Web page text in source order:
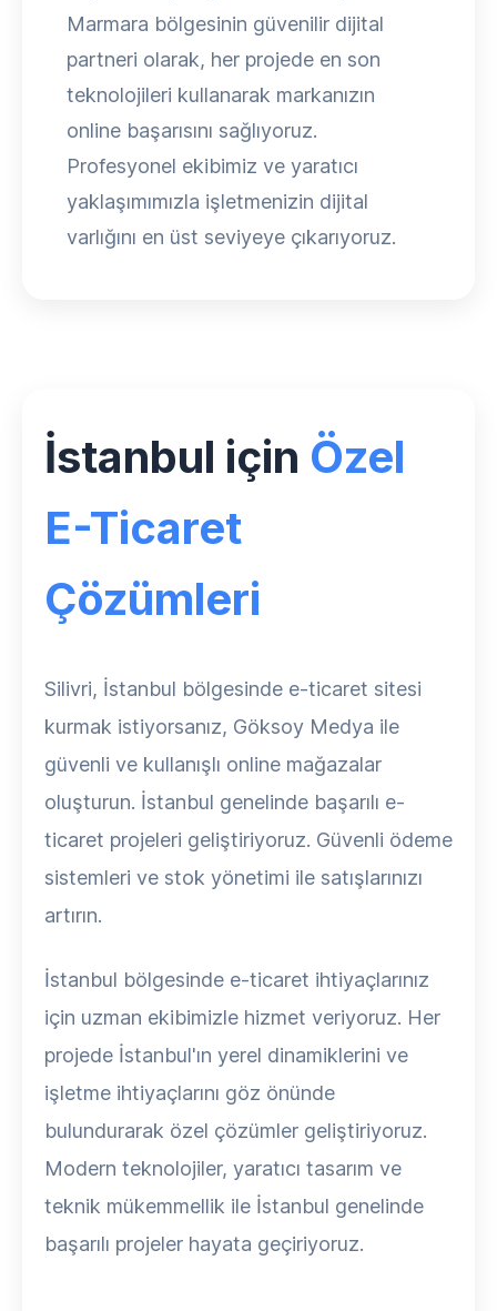
Marmara bölgesinin güvenilir dijital
partneri olarak, her projede en son
teknolojileri kullanarak markanızın
online başarısını sağlıyoruz.
Profesyonel ekibimiz ve yaratıcı
yaklaşımımızla işletmenizin dijital
varlığını en üst seviyeye çıkarıyoruz.
İstanbul için Özel
E-Ticaret
Çözümleri
Silivri, İstanbul bölgesinde e-ticaret sitesi
kurmak istiyorsanız, Göksoy Medya ile
güvenli ve kullanışlı online mağazalar
oluşturun. İstanbul genelinde başarılı e-
ticaret projeleri geliştiriyoruz. Güvenli ödeme
sistemleri ve stok yönetimi ile satışlarınızı
artırın.
İstanbul bölgesinde e-ticaret ihtiyaçlarınız
için uzman ekibimizle hizmet veriyoruz. Her
projede İstanbul'ın yerel dinamiklerini ve
işletme ihtiyaçlarını göz önünde
bulundurarak özel çözümler geliştiriyoruz.
Modern teknolojiler, yaratıcı tasarım ve
teknik mükemmellik ile İstanbul genelinde
başarılı projeler hayata geçiriyoruz.